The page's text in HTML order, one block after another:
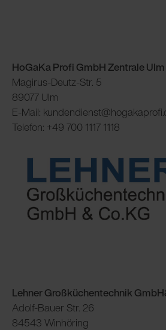
HoGaKa Profi GmbHZentrale Ulm
Magirus-Deutz-Str. 5
89077 Ulm
E-Mail:
Telefon: +49 700 1117 1118
Lehner Großküchentechnik
Adolf-Bauer Str. 26
84543 Winhöring